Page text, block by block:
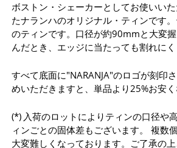
ボストン・シェーカーとしてお使いい
たナランハのオリジナル・ティンです
のティンです。口径が約90mmと大変
んだとき、エッジに当たっても割れにく
すべて底面に"NARANJA"のロゴが刻印
めいただきますと、単品より25%お安
入荷のロットによりティンの口径や
ィンごとの固体差もございます。 複数
大変難しくなっております。ご了承の上